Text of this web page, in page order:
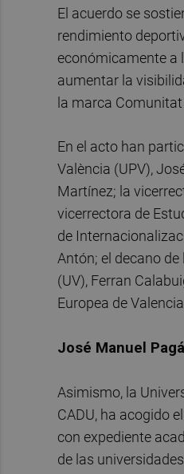
El acuerdo se
rendimiento
económicamente a
aumentar la
la marca
En el acto han
València (UPV),
Martínez; la
vicerrectora de
de
Antón; el decano
(UV), Ferran
Europea de
José Manuel
Asimismo, la
CADU, ha acogido
con expediente
de las